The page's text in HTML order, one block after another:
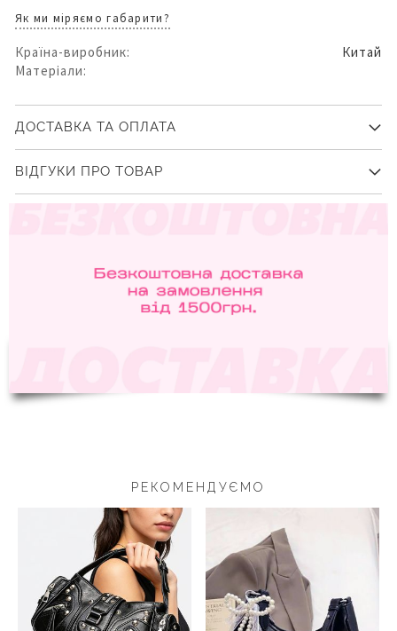
Як ми міряємо габарити?
Країна-виробник:
Китай
Матеріали:
ДОСТАВКА ТА ОПЛАТА
ВІДГУКИ ПРО ТОВАР
РЕКОМЕНДУЄМО